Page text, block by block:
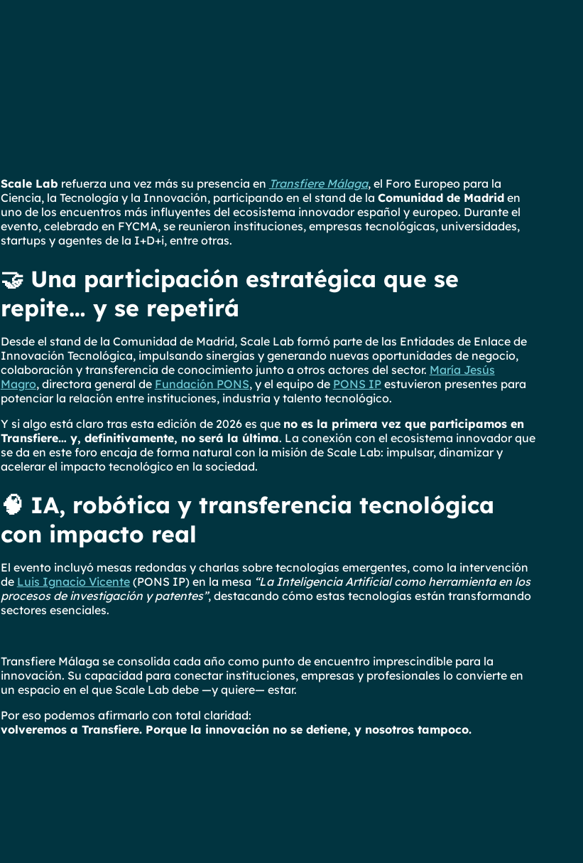
Scale Lab refuerza una vez más su presencia en Transfiere Málaga, el Foro Europeo para la
Ciencia, la Tecnología y la Innovación, participando en el stand de la Comunidad de Madriden
uno de los encuentros más influyentes del ecosistema innovador español y europeo. Durante el
evento, celebrado en FYCMA, se reunieron instituciones, empresas tecnológicas, universidades,
startups y agentes de la I+D+i, entre otras.
🤝 Una participación estratégica que se
repite… y se repetirá
Desde el stand de la Comunidad de Madrid, Scale Lab formó parte de las Entidades de Enlace de
Innovación Tecnológica, impulsando sinergias y generando nuevas oportunidades de negocio,
colaboración y transferencia de conocimiento junto a otros actores del sector. María Jesús
Magro, directora general de Fundación PONS, y el equipo de PONS IPestuvieron presentes para
potenciar la relación entre instituciones, industria y talento tecnológico.
Y si algo está claro tras esta edición de 2026 es que no es la primera vez que participamos en
Transfiere… y, definitivamente, no será la última. La conexión con el ecosistema innovador que
se da en este foro encaja de forma natural con la misión de Scale Lab: impulsar, dinamizar y
acelerar el impacto tecnológico en la sociedad.
🧠 IA, robótica y transferencia tecnológica
con impacto real
El evento incluyó mesas redondas y charlas sobre tecnologías emergentes, como la intervención
de Luis Ignacio Vicente(PONS IP) en la mesa “La Inteligencia Artificial como herramienta en los
procesos de investigación y patentes”, destacando cómo estas tecnologías están transformando
sectores esenciales.
Transfiere Málaga se consolida cada año como punto de encuentro imprescindible para la
innovación. Su capacidad para conectar instituciones, empresas y profesionales lo convierte en
un espacio en el que Scale Lab debe —y quiere— estar.
Por eso podemos afirmarlo con total claridad:
volveremos a Transfiere. Porque la innovación no se detiene, y nosotros tampoco.